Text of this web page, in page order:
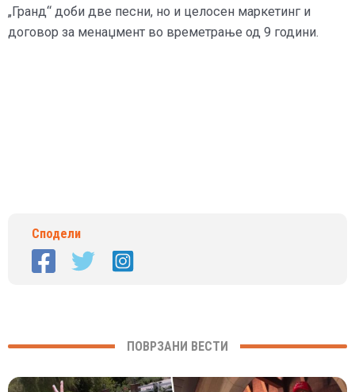
„Гранд“ доби две песни, но и целосен маркетинг и
договор за менаџмент во времетрање од 9 години.
Сподели
ПОВРЗАНИ ВЕСТИ